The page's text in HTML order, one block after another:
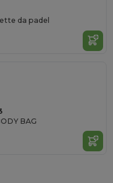
da padel
BAG